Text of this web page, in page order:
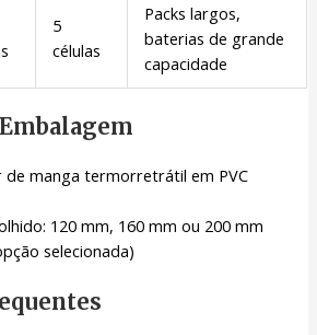
5
células
Packs largos,
baterias de grande
capacidade
de manga termorretrátil em PVC
120 mm, 160 mm ou 200 mm
selecionada)